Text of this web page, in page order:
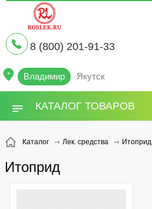
8 (800) 201-91-33
Владимир Якутск
КАТАЛОГ ТОВАРОВ
Каталог Лек. средства Итоприд
Итоприд